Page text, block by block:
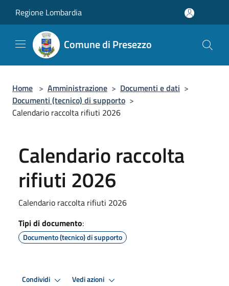
Regione Lombardia
Comune di Presezzo
Home > Amministrazione > Documenti e dati >
Documenti (tecnico) di supporto >
Calendario raccolta rifiuti 2026
Calendario raccolta
rifiuti 2026
Calendario raccolta rifiuti 2026
Tipi di documento:
Documento (tecnico) di supporto
Condividi Vedi azioni